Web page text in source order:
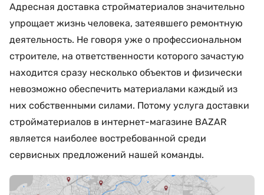
Адресная доставка стройматериалов значительно
упрощает жизнь человека, затеявшего ремонтную
деятельность. Не говоря уже о профессиональном
строителе, на ответственности которого зачастую
находится сразу несколько объектов и физически
невозможно обеспечить материалами каждый из
них собственными силами. Потому услуга доставки
стройматериалов в интернет-магазине BAZAR
является наиболее востребованной среди
сервисных предложений нашей команды.